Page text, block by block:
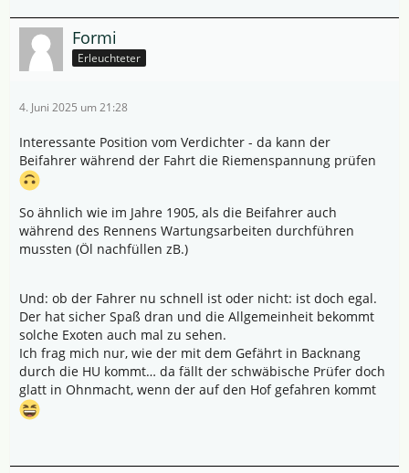
Formi
Erleuchteter
4. Juni 2025 um 21:28
Interessante Position vom Verdichter - da kann der
Beifahrer während der Fahrt die Riemenspannung prüfen
So ähnlich wie im Jahre 1905, als die Beifahrer auch
während des Rennens Wartungsarbeiten durchführen
mussten (Öl nachfüllen zB.)
Und: ob der Fahrer nu schnell ist oder nicht: ist doch egal.
Der hat sicher Spaß dran und die Allgemeinheit bekommt
solche Exoten auch mal zu sehen.
Ich frag mich nur, wie der mit dem Gefährt in Backnang
durch die HU kommt… da fällt der schwäbische Prüfer doch
glatt in Ohnmacht, wenn der auf den Hof gefahren kommt